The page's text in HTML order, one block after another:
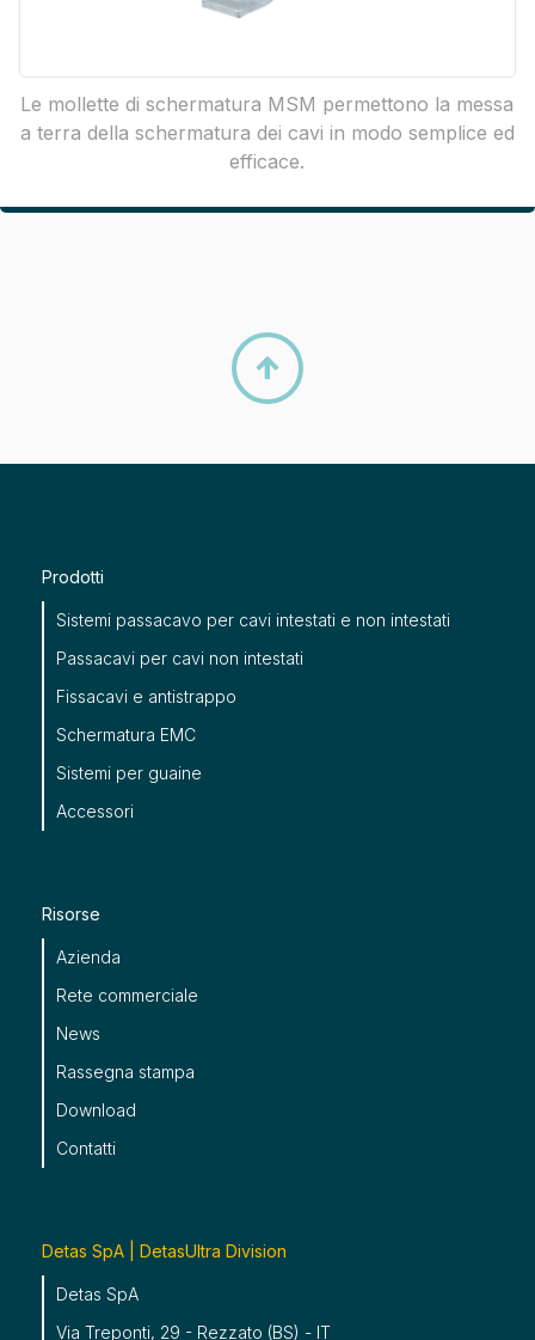
Le mollette di schermatura MSM permettono la messa
a terra della schermatura dei cavi in modo semplice ed
efficace.

Prodotti
Sistemi passacavo per cavi intestati e non intestati
Passacavi per cavi non intestati
Fissacavi e antistrappo
Schermatura EMC
Sistemi per guaine
Accessori
Risorse
Azienda
Rete commerciale
News
Rassegna stampa
Download
Contatti
Detas SpA | DetasUltra Division
Detas SpA
Via Treponti, 29 - Rezzato (BS) - IT